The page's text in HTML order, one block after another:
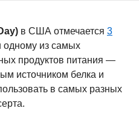
в США отмечается 3
одному из самых
продуктов питания —
источником белка и
в самых разных